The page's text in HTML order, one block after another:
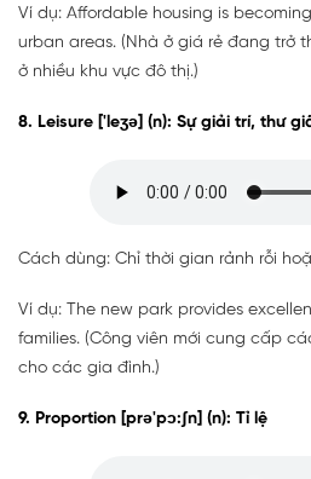
Ví dụ: Affordable housing is
urban areas. (Nhà ở giá rẻ đang trở
ở nhiều khu vực đô thị.)
8. Leisure ['leʒə] (n): Sự giải trí, thư
Cách dùng: Chỉ thời gian rảnh rỗi
Ví dụ: The new park provides
families. (Công viên mới cung cấp
cho các gia đình.)
9. Proportion [prə'pɔ:ʃn] (n): Tỉ lệ